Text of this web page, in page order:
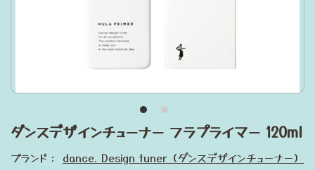
ダンスデザインチューナー フラプライマー 120ml
ブランド： dance. Design tuner（ダンスデザインチューナー）